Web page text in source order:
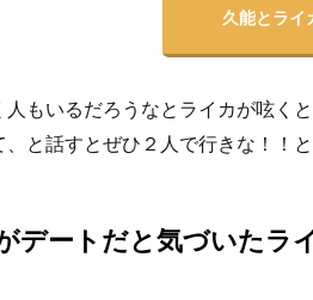
久能とライ
人もいるだろうなとライカが呟く
、と話すとぜひ２人で行きな！！
デートだと気づいたラ